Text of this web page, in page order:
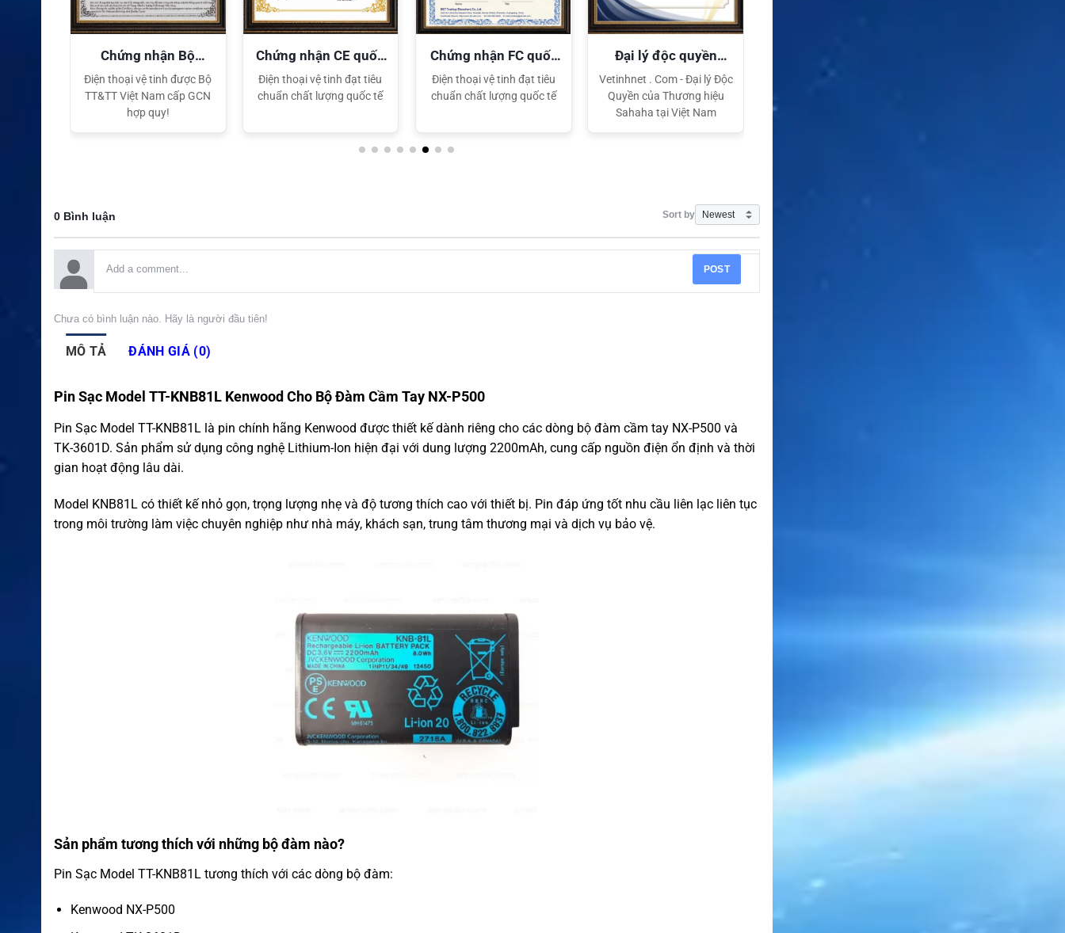
Chứng nhận Bộ
TT&TT
Điện thoại vệ tinh được Bộ
TT&TT Việt Nam cấp GCN
hợp quy!
Chứng nhận CE quốc
tế
Điện thoại vệ tinh đạt tiêu
chuẩn chất lượng quốc tế
Chứng nhận FC quốc
tế
Điện thoại vệ tinh đạt tiêu
chuẩn chất lượng quốc tế
Đại lý độc quyền
Sahaha
Vetinhnet . Com - Đại lý Độc
Quyền của Thương hiệu
Sahaha tại Việt Nam
0 Bình luận Sort by
POST
Chưa có bình luận nào. Hãy là người đầu tiên!
MÔ TẢ ĐÁNH GIÁ (0)
Pin Sạc Model TT-KNB81L Kenwood Cho Bộ Đàm Cầm Tay NX-P500
Pin Sạc Model TT-KNB81L là pin chính hãng Kenwood được thiết kế dành riêng cho các dòng bộ đàm cầm tay NX-P500 và
TK-3601D. Sản phẩm sử dụng công nghệ Lithium-Ion hiện đại với dung lượng 2200mAh, cung cấp nguồn điện ổn định và thời
gian hoạt động lâu dài.
Model KNB81L có thiết kế nhỏ gọn, trọng lượng nhẹ và độ tương thích cao với thiết bị. Pin đáp ứng tốt nhu cầu liên lạc liên tục
trong môi trường làm việc chuyên nghiệp như nhà máy, khách sạn, trung tâm thương mại và dịch vụ bảo vệ.
Sản phẩm tương thích với những bộ đàm nào?
Pin Sạc Model TT-KNB81L tương thích với các dòng bộ đàm:
Kenwood NX-P500